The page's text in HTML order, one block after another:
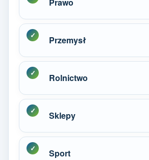
Prawo
Przemysł
Rolnictwo
Sklepy
Sport